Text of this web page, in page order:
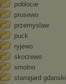
poblocie
prusewo
przemyslaw
puck
ryjewo
skorzewo
smolno
starogard gdanski